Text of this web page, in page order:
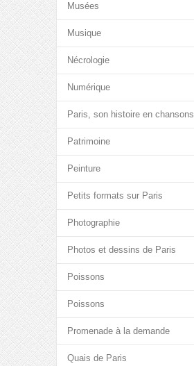
Musées
Musique
Nécrologie
Numérique
Paris, son histoire en chansons
Patrimoine
Peinture
Petits formats sur Paris
Photographie
Photos et dessins de Paris
Poissons
Poissons
Promenade à la demande
Quais de Paris